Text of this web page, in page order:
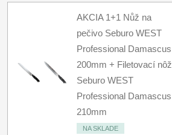
AKCIA 1+1 Nůž na
pečivo Seburo WEST
Professional Damascus
200mm + Filetovací nôž
Seburo WEST
Professional Damascus
210mm
NA SKLADE